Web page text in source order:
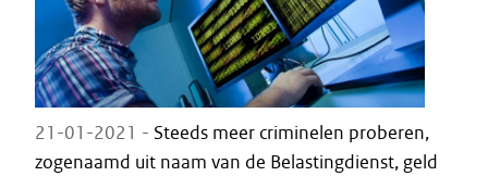
21-01-2021 - Steeds meer criminelen proberen,
zogenaamd uit naam van de Belastingdienst, geld